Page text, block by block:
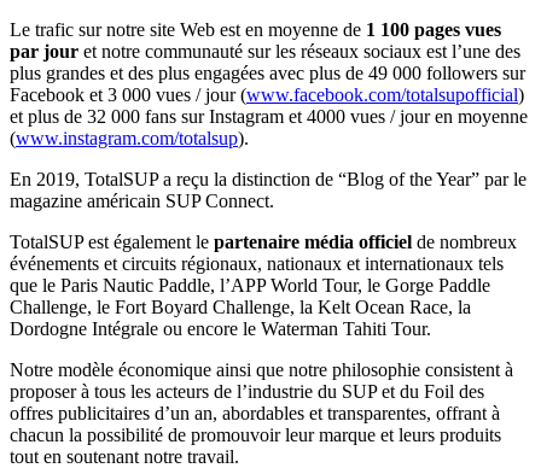
Le trafic sur notre site Web est en moyenne de 1 100 pages vues
par jour et notre communauté sur les réseaux sociaux est l’une des
plus grandes et des plus engagées avec plus de 49 000 followers sur
Facebook et 3 000 vues / jour (www.facebook.com/totalsupofficial)
et plus de 32 000 fans sur Instagram et 4000 vues / jour en moyenne
(www.instagram.com/totalsup).
En 2019, TotalSUP a reçu la distinction de “Blog of the Year” par le
magazine américain SUP Connect.
TotalSUP est également le partenaire média officiel de nombreux
événements et circuits régionaux, nationaux et internationaux tels
que le Paris Nautic Paddle, l’APP World Tour, le Gorge Paddle
Challenge, le Fort Boyard Challenge, la Kelt Ocean Race, la
Dordogne Intégrale ou encore le Waterman Tahiti Tour.
Notre modèle économique ainsi que notre philosophie consistent à
proposer à tous les acteurs de l’industrie du SUP et du Foil des
offres publicitaires d’un an, abordables et transparentes, offrant à
chacun la possibilité de promouvoir leur marque et leurs produits
tout en soutenant notre travail.